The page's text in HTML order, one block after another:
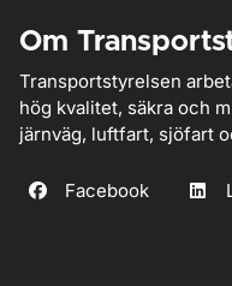
Om
Transportstyrelsen
hög kvalitet, säkra och
järnväg, luftfart, sjöfart
Facebook